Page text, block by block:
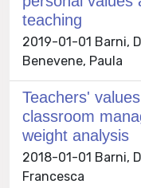
teaching
2019-01-01 Barni,
Benevene, Paula
Teachers'
classroom
weight analysis
2018-01-01 Barni,
Francesca